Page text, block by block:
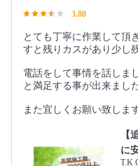
3.80
とても丁寧に作業して頂
すと残りカスがあり少し
電話をして事情を話しま
と満足する事が出来ました
また宜しくお願い致します
【
に
T.K